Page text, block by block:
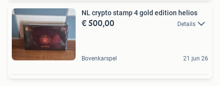
NL crypto stamp 4 gold edition helios
€ 500,00 Details
Bovenkarspel 21 jun 26